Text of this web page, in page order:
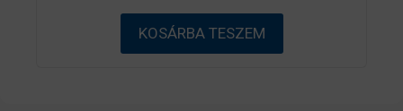
b
ő
l
KOSÁRBA TESZEM